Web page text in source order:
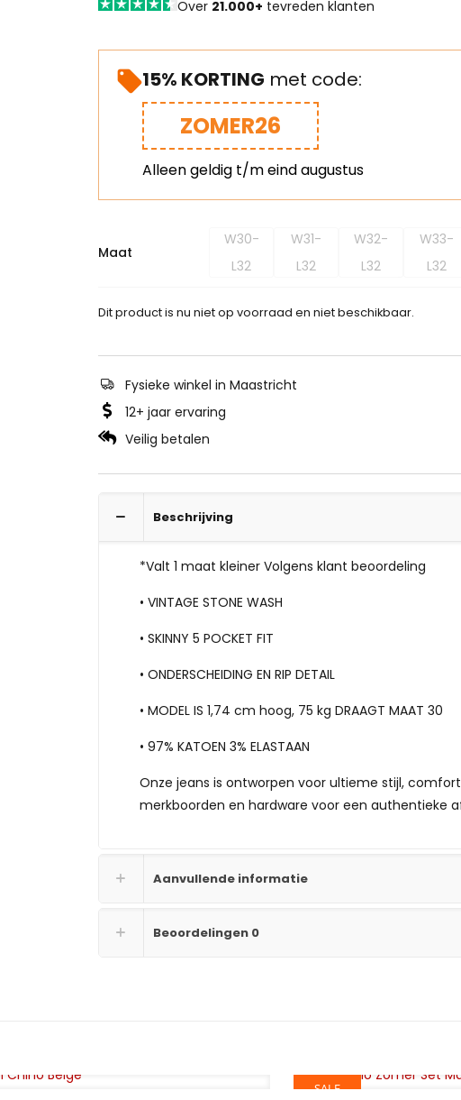
Over 21.000+ tevreden klanten
15% KORTING met code:
ZOMER26
Alleen geldig t/m eind augustus
Maat
W30-
L32
W31-
L32
W32-
L32
W33-
L32
Dit product is nu niet op voorraad en niet beschikbaar.
Fysieke winkel in Maastricht
12+ jaar ervaring
Veilig betalen
Beschrijving
*Valt 1 maat kleiner Volgens klant beoordeling
• VINTAGE STONE WASH
• SKINNY 5 POCKET FIT
• ONDERSCHEIDING EN RIP DETAIL
• MODEL IS 1,74 cm hoog, 75 kg DRAAGT MAAT 30
• 97% KATOEN 3% ELASTAAN
Onze jeans is ontworpen voor ultieme stijl,
merkboorden en hardware voor een authentieke
Aanvullende informatie
Beoordelingen 0
SALE